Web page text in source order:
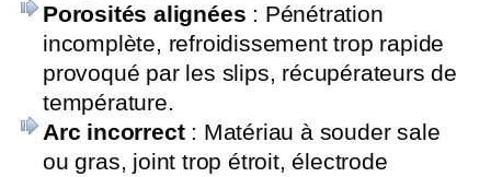
Porosités alignées : Pénétration
incomplète, refroidissement trop rapide
provoqué par les slips, récupérateurs de
température.
Arc incorrect: Matériau à souder sale
ou gras, joint trop étroit, électrode